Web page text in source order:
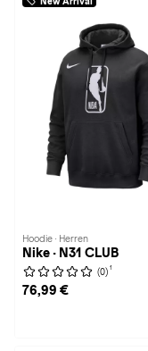
Hoodie · Herren
Nike · N31 CLUB
(0) 1
76,99 €